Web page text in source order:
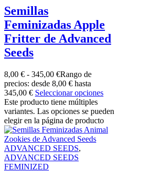
Semillas
Feminizadas Apple
Fritter de Advanced
Seeds
8,00 € - 345,00 €Rango de
precios: desde 8,00 € hasta
345,00 € Seleccionar opciones
Este producto tiene múltiples
variantes. Las opciones se pueden
elegir en la página de producto
ADVANCED SEEDS,
ADVANCED SEEDS
FEMINIZED